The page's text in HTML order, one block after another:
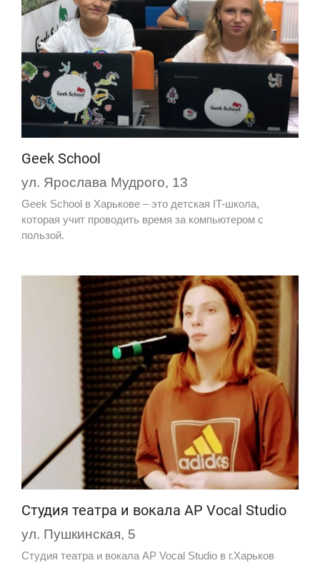
Geek School
ул. Ярослава Мудрого, 13
Geek School в Харькове – это детская IT-школа,
которая учит проводить время за компьютером с
пользой.
Студия театра и вокала AP Vocal Studio
ул. Пушкинская, 5
Студия театра и вокала AP Vocal Studio в г.Харьков